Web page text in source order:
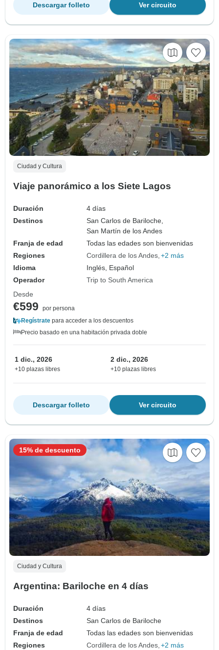
Ver circuito
Descargar folleto
Ciudad y Cultura
Viaje panorámico a los Siete Lagos
Duración
4 días
Destinos
San Carlos de Bariloche,
San Martín de los Andes
Franja de edad
Todas las edades son bienvenidas
Regiones
Cordillera de los Andes +2 más
Idioma
Inglés, Español
Operador
Trip to South America
Desde
€599
por persona
Regístrate para acceder a los descuentos
Precio basado en una habitación privada doble
1 dic., 2026
+10 plazas libres
2 dic., 2026
+10 plazas libres
Ver circuito
Descargar folleto
Ciudad y Cultura
Argentina: Bariloche en 4 días
Duración
4 días
Destinos
San Carlos de Bariloche
Franja de edad
Todas las edades son bienvenidas
Regiones
Cordillera de los Andes +2 más
15% de descuento